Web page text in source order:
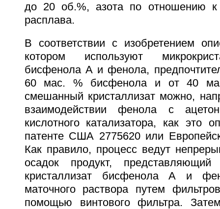
до 20 об.%, азота по отношению
расплава.
В соответствии с изобретением
котором используют
бисфенола А и фенола,
60 мас. % бисфенола и от 40
смешанный кристаллизат можно,
взаимодействии фенола с
кислотного катализатора, как это
патенте США 2775620 или
Как правило, процесс ведут
осадок продукт,
кристаллизат бисфенола А и
маточного раствора путем
помощью винтового фильтра.